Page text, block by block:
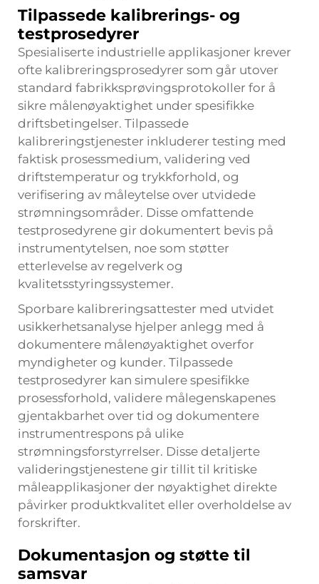
Tilpassede kalibrerings- og
testprosedyrer
Spesialiserte industrielle applikasjoner krever
ofte kalibreringsprosedyrer som går utover
standard fabrikksprøvingsprotokoller for å
sikre målenøyaktighet under spesifikke
driftsbetingelser. Tilpassede
kalibreringstjenester inkluderer testing med
faktisk prosessmedium, validering ved
driftstemperatur og trykkforhold, og
verifisering av måleytelse over utvidede
strømningsområder. Disse omfattende
testprosedyrene gir dokumentert bevis på
instrumentytelsen, noe som støtter
etterlevelse av regelverk og
kvalitetsstyringssystemer.
Sporbare kalibreringsattester med utvidet
usikkerhetsanalyse hjelper anlegg med å
dokumentere målenøyaktighet overfor
myndigheter og kunder. Tilpassede
testprosedyrer kan simulere spesifikke
prosessforhold, validere målegenskapenes
gjentakbarhet over tid og dokumentere
instrumentrespons på ulike
strømningsforstyrrelser. Disse detaljerte
valideringstjenestene gir tillit til kritiske
måleapplikasjoner der nøyaktighet direkte
påvirker produktkvalitet eller overholdelse av
forskrifter.
Dokumentasjon og støtte til
samsvar